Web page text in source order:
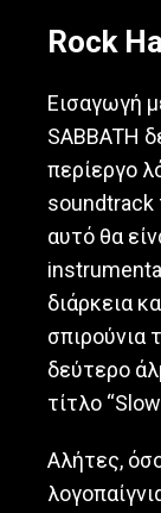
Rock
Εισαγωγή
SABBATH
περίεργο
soundtrack
αυτό θα
διάρκεια
σπιρούνια
δεύτερο
τίτλο
Αλήτες,